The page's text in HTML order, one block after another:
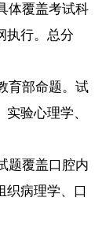
覆盖考试科
执行。总分
部命题。试
验心理学、
覆盖口腔内
织病理学、口